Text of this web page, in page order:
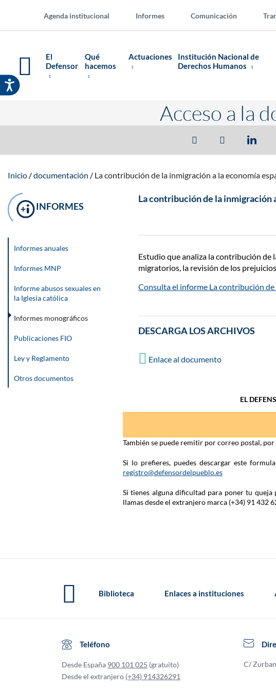
Agenda institucional Informes Comunicación
El
Defensor
Qué
hacemos
Actuaciones
Institución Nacional de
Derechos Humanos
Acceso a la
Inicio documentación La contribución de la inmigración a la economía
La contribución de la inmigración
Estudio que analiza la contribución de
migratorios, la revisión de los
Consulta el informe La contribución
DESCARGA LOS ARCHIVOS
Enlace al documento
EL
También se puede remitir por correo postal,
Si lo prefieres, puedes descargar este
registro@defensordelpueblo.es
Si tienes alguna dificultad para poner tu
llamas desde el extranjero marca (+34) 91 432
INFORMES
Informes anuales
Informes MNP
Informe abusos sexuales en
la Iglesia católica
Informes monográficos
Publicaciones FIO
Ley y Reglamento
Otros documentos
Biblioteca Enlaces a instituciones
Teléfono
Desde España 900 101 025 (gratuito)
Desde el extranjero (+34) 914326291
C/